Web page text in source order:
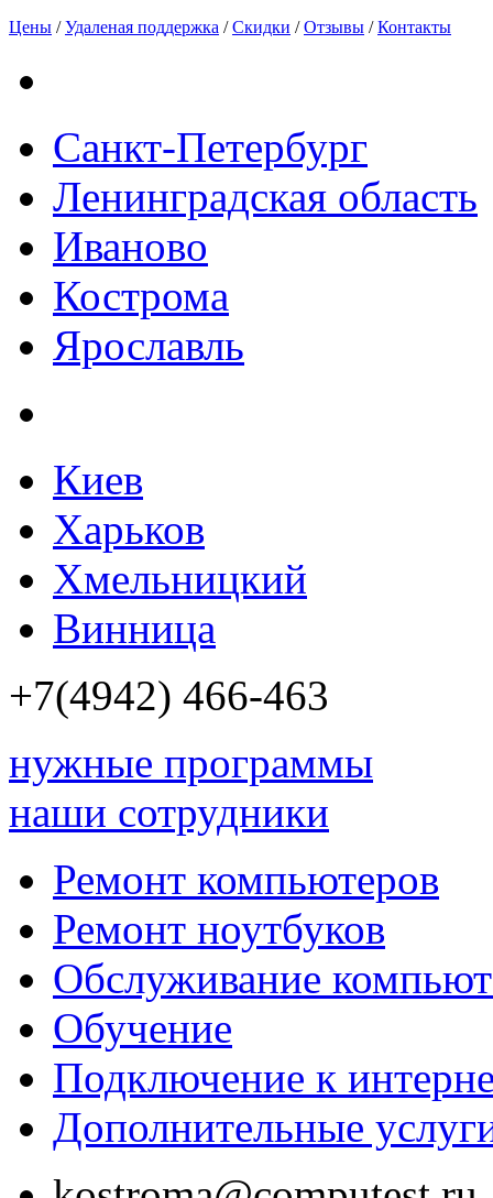
Цены /Удаленая поддержка /Скидки /Отзывы /Контакты
Санкт-Петербург
Ленинградская область
Иваново
Кострома
Ярославль
Киев
Харьков
Хмельницкий
Винница
+7(4942) 466-463
нужные программы
наши сотрудники
Ремонт компьютеров
Ремонт ноутбуков
Обслуживание
Обучение
Подключение к
Дополнительные